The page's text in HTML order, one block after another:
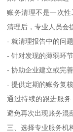
账务清理不是一次
清理后，专业人员会
- 就清理报告中的问
- 针对发现的薄弱环
- 协助企业建立或完
- 提供定期的账务复
通过持续的跟进服
避免再次出现账务混
三、选择专业服务机